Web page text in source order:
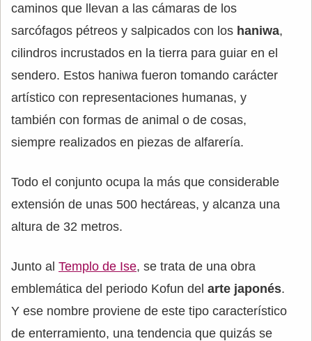
caminos que llevan a las cámaras de los
sarcófagos pétreos y salpicados con los haniwa,
cilindros incrustados en la tierra para guiar en el
sendero. Estos haniwa fueron tomando carácter
artístico con representaciones humanas, y
también con formas de animal o de cosas,
siempre realizados en piezas de alfarería.
Todo el conjunto ocupa la más que considerable
extensión de unas 500 hectáreas, y alcanza una
altura de 32 metros.
Junto al Templo de Ise, se trata de una obra
emblemática del periodo Kofun del arte japonés.
Y ese nombre proviene de este tipo característico
de enterramiento, una tendencia que quizás se